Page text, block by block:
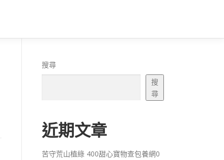
搜尋
搜
尋
近期文章
苦守荒山植綠 400甜心寶物查包養網0